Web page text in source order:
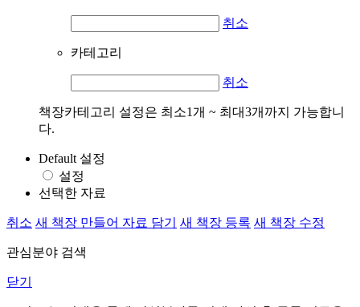
취소
카테고리
취소
책장카테고리 설정은 최소1개 ~ 최대3개까지 가능합니
다.
Default 설정
설정
선택한 자료
취소 새 책장 만들어 자료 담기 새 책장 등록 새 책장 수정
관심분야 검색
닫기